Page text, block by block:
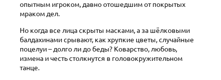
опытным игроком, давно отошедшим от покрытых
мраком дел.
Но когда все лица скрыты масками, а за шёлковыми
балдахинами срывают, как хрупкие цветы, случайные
поцелуи – долго ли до беды? Коварство, любовь,
измена и честь столкнутся в головокружительном
танце.